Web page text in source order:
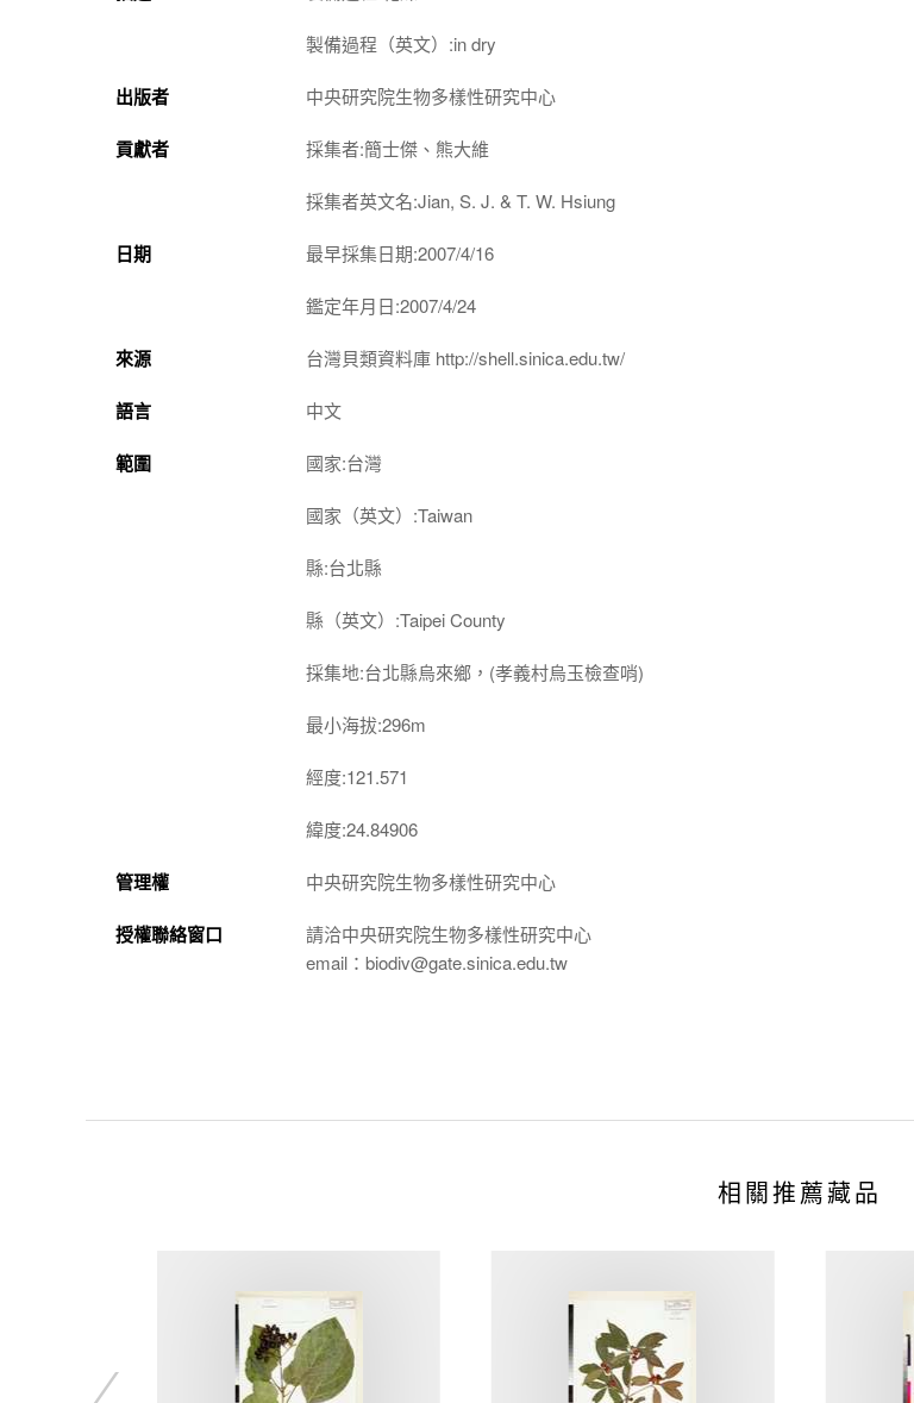
製備過程（英文）:in dry
出版者 中央研究院生物多樣性研究中心
貢獻者 採集者:簡士傑、熊大維
採集者英文名:Jian, S. J. & T. W. Hsiung
日期 最早採集日期:2007/4/16
鑑定年月日:2007/4/24
來源 台灣貝類資料庫 http://shell.sinica.edu.tw/
語言 中文
範圍 國家:台灣
國家（英文）:Taiwan
縣:台北縣
縣（英文）:Taipei County
採集地:台北縣烏來鄉，(孝義村烏玉檢查哨)
最小海拔:296m
經度:121.571
緯度:24.84906
管理權 中央研究院生物多樣性研究中心
授權聯絡窗口
請洽中央研究院生物多樣性研究中心
email：biodiv@gate.sinica.edu.tw
相關推薦藏品